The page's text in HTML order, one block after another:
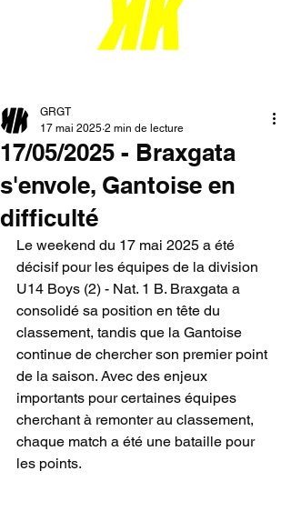
17/05/2025 - Braxgata
s'envole, Gantoise en
difficulté
GRGT
17 mai 2025 2 min de lecture
Le weekend du 17 mai 2025 a été
décisif pour les équipes de la division
U14 Boys (2) - Nat. 1 B. Braxgata a
consolidé sa position en tête du
classement, tandis que la Gantoise
continue de chercher son premier point
de la saison. Avec des enjeux
importants pour certaines équipes
cherchant à remonter au classement,
chaque match a été une bataille pour
les points.